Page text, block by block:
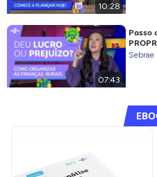
10:28
07:43
Passo
Sebrae